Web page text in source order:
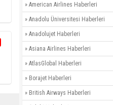
» American Airlines Haberleri
» Anadolu Üniversitesi Haberleri
» Anadolujet Haberleri
» Asiana Airlines Haberleri
» AtlasGlobal Haberleri
» Borajet Haberleri
» British Airways Haberleri